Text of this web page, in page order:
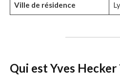
Ville de résidence
Qui est Yves Hecker